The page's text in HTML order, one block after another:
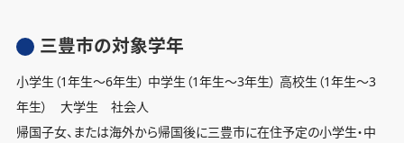
三豊市の対象学年
小学生（1年生〜6年生） 中学生（1年生〜3年生） 高校生（1年生〜3
年生） 大学生 社会人
帰国子女、または海外から帰国後に三豊市に在住予定の小学生・中